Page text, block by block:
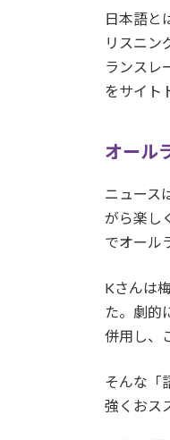
日本語と
リスニン
ランスレ
をサイト
オール
ニュース
がら楽し
でオール
Kさんは
た。劇的
併用し、
そんな「
強くおス